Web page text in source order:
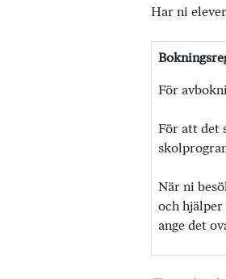
Har ni
För
För att det
När ni
och hjälper
ange det